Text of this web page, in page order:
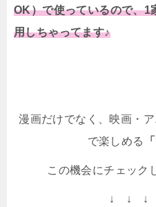
OK）で使っているので、1
用しちゃってます♪
漫画だけでなく、映画・
で楽しめる
この機会にチェック
↓ ↓ ↓